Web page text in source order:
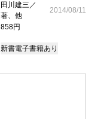
田川建三／
著、他
858円
2014/08/11
新書電子書籍あり